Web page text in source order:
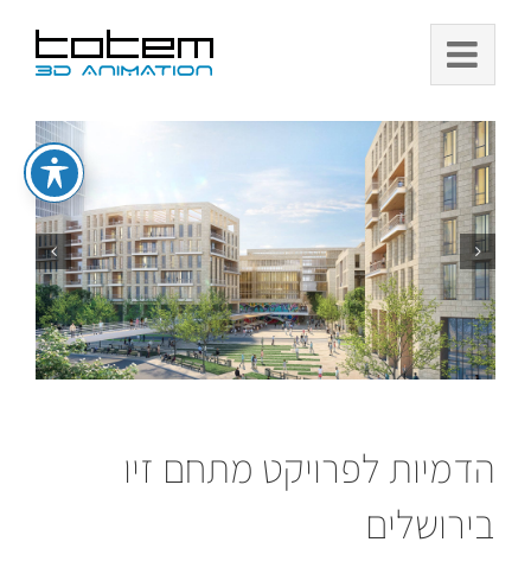
content
הדמיות לפרויקט מתחם זיו
בירושלים